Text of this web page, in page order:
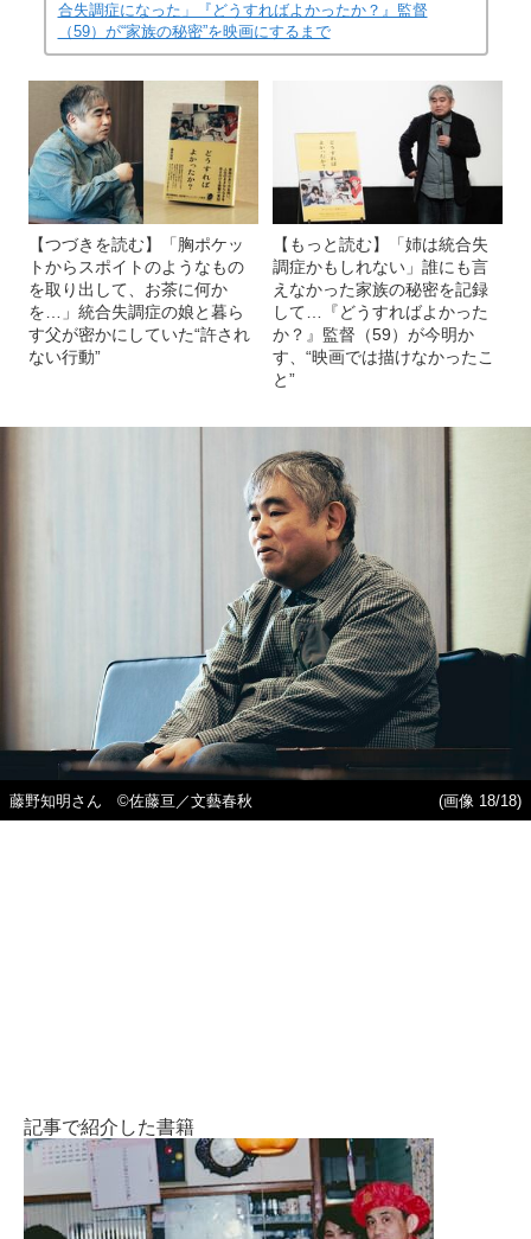
合失調症になった」『どうすればよかったか？』監督
（59）が“家族の秘密”を映画にするまで
【つづきを読む】「胸ポケッ
トからスポイトのようなもの
を取り出して、お茶に何か
を…」統合失調症の娘と暮ら
す父が密かにしていた“許され
ない行動”
【もっと読む】「姉は統合失
調症かもしれない」誰にも言
えなかった家族の秘密を記録
して…『どうすればよかった
か？』監督（59）が今明か
す、“映画では描けなかったこ
と”
藤野知明さん ©佐藤亘／文藝春秋 (画像 18/18)
記事で紹介した書籍